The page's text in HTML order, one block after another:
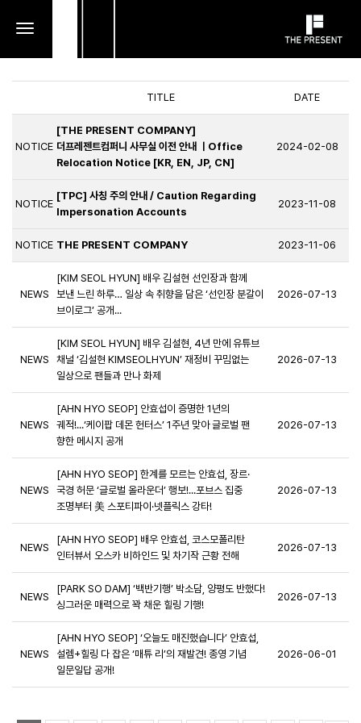
toggle
TITLE DATE
NOTICE
[THE PRESENT COMPANY]
더프레젠트컴퍼니 사무실 이전 안내 ㅣOffice
Relocation Notice [KR, EN, JP, CN]
2024-02-08
NOTICE
[TPC] 사칭 주의 안내 / Caution Regarding
Impersonation Accounts
2023-11-08
NOTICE THE PRESENT COMPANY 2023-11-06
NEWS
[KIM SEOL HYUN] 배우 김설현 선인장과 함께
보낸 느린 하루… 일상 속 취향을 담은 ‘선인장 분갈이
브이로그’ 공개...
2026-07-13
NEWS
[KIM SEOL HYUN] 배우 김설현, 4년 만에 유튜브
채널 ‘김설현 KIMSEOLHYUN’ 재정비 꾸밈없는
일상으로 팬들과 만나 화제
2026-07-13
NEWS
[AHN HYO SEOP] 안효섭이 증명한 1년의
궤적!...‘케이팝 데몬 헌터스’ 1주년 맞아 글로벌 팬
향한 메시지 공개
2026-07-13
NEWS
[AHN HYO SEOP] 한계를 모르는 안효섭, 장르·
국경 허문 ‘글로벌 올라운더’ 행보!...포브스 집중
조명부터 美 스포티파이·넷플릭스 강타!
2026-07-13
NEWS
[AHN HYO SEOP] 배우 안효섭, 코스모폴리탄
인터뷰서 오스카 비하인드 및 차기작 근황 전해
2026-07-13
NEWS
[PARK SO DAM] ‘백반기행’ 박소담, 양평도 반했다!
싱그러운 매력으로 꽉 채운 힐링 기행!
2026-07-13
NEWS
[AHN HYO SEOP] ‘오늘도 매진했습니다’ 안효섭,
설렘+힐링 다 잡은 ‘매튜 리’의 재발견! 종영 기념
일문일답 공개!
2026-06-01